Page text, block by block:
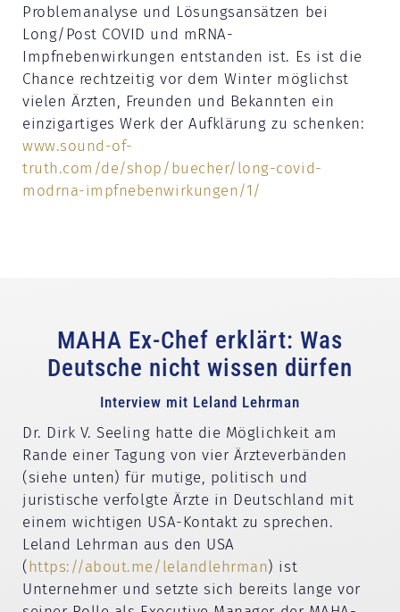
Problemanalyse und Lösungsansätzen bei
Long/Post COVID und mRNA-
Impfnebenwirkungen entstanden ist. Es ist die
Chance rechtzeitig vor dem Winter möglichst
vielen Ärzten, Freunden und Bekannten ein
einzigartiges Werk der Aufklärung zu schenken:
www.sound-of-
truth.com/de/shop/buecher/long-covid-
modrna-impfnebenwirkungen/1/
MAHA Ex-Chef erklärt: Was
Deutsche nicht wissen dürfen
Interview mit Leland Lehrman
Dr. Dirk V. Seeling hatte die Möglichkeit am
Rande einer Tagung von vier Ärzteverbänden
(siehe unten) für mutige, politisch und
juristische verfolgte Ärzte in Deutschland mit
einem wichtigen USA-Kontakt zu sprechen.
Leland Lehrman aus den USA
(https://about.me/lelandlehrman) ist
Unternehmer und setzte sich bereits lange vor